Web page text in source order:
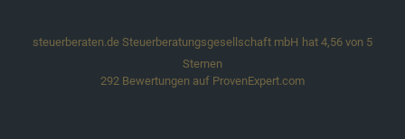
steuerberaten.de Steuerberatungsgesellschaft mbH hat 4,56 von 5
Sternen
292 Bewertungen auf ProvenExpert.com